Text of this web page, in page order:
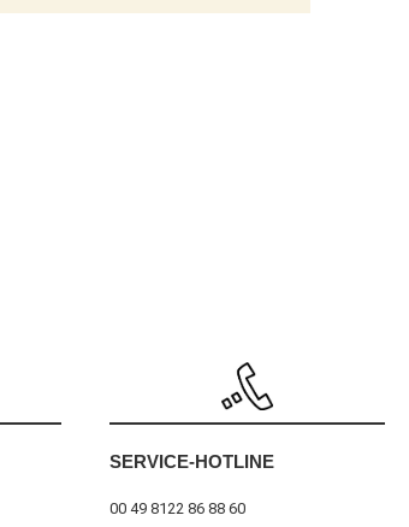
SERVICE-HOTLINE
00 49 8122 86 88 60